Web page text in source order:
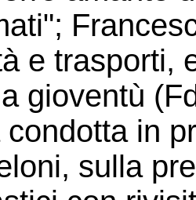
e trasporti,
gioventù
in
sulla